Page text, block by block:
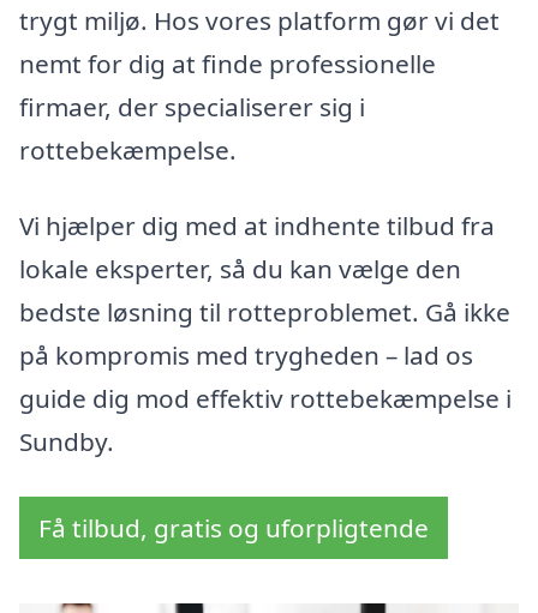
trygt miljø. Hos vores platform gør vi det
nemt for dig at finde professionelle
firmaer, der specialiserer sig i
rottebekæmpelse.
Vi hjælper dig med at indhente tilbud fra
lokale eksperter, så du kan vælge den
bedste løsning til rotteproblemet. Gå ikke
på kompromis med trygheden – lad os
guide dig mod effektiv rottebekæmpelse i
Sundby.
Få tilbud, gratis og uforpligtende